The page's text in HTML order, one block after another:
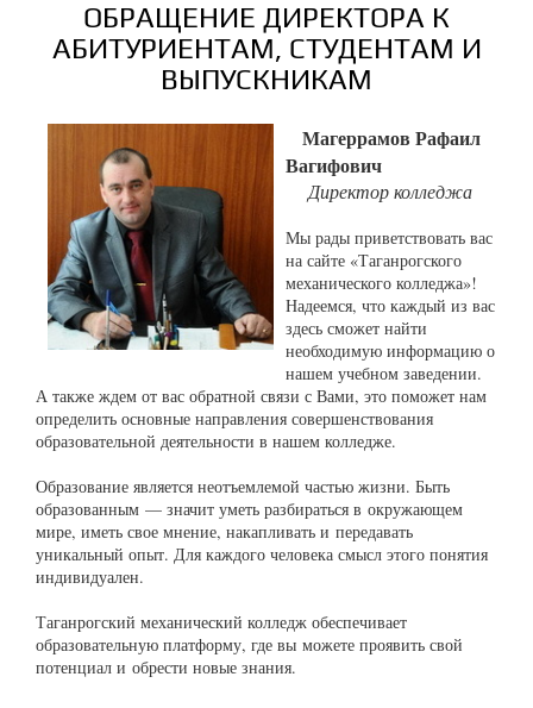
ОБРАЩЕНИЕ ДИРЕКТОРА К
АБИТУРИЕНТАМ, СТУДЕНТАМ И
ВЫПУСКНИКАМ
Магеррамов Рафаил
Вагифович
Директор колледжа
Мы рады приветствовать вас
на сайте «Таганрогского
механического колледжа»!
Надеемся, что каждый из вас
здесь сможет найти
необходимую информацию о
нашем учебном заведении.
А также ждем от вас обратной связи с Вами, это поможет нам
определить основные направления совершенствования
образовательной деятельности в нашем колледже.
Образование является неотъемлемой частью жизни. Быть
образованным — значит уметь разбираться в окружающем
мире, иметь свое мнение, накапливать и передавать
уникальный опыт. Для каждого человека смысл этого понятия
индивидуален.
Таганрогский механический колледж обеспечивает
образовательную платформу, где вы можете проявить свой
потенциал и обрести новые знания.